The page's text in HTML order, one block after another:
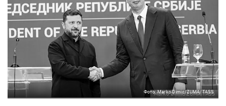
Фото: Marko Dimic/ZUMA/TASS